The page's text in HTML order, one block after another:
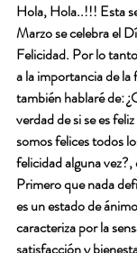
Hola, Hola..!!! Esta
Marzo se celebra el
Felicidad. Por lo
a la importancia de la
también hablaré de:
verdad de si se es
somos felices todos
felicidad alguna vez?,
Primero que nada
es un estado de
caracteriza por la